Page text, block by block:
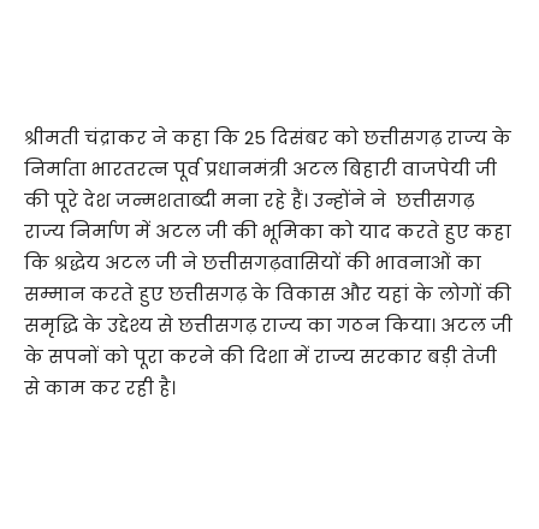
श्रीमती चंद्राकर ने कहा कि 25 दिसंबर को छत्तीसगढ़ राज्य के
निर्माता भारतरत्न पूर्व प्रधानमंत्री अटल बिहारी वाजपेयी जी
की पूरे देश जन्मशताब्दी मना रहे हैं। उन्होंने ने छत्तीसगढ़
राज्य निर्माण में अटल जी की भूमिका को याद करते हुए कहा
कि श्रद्धेय अटल जी ने छत्तीसगढ़वासियों की भावनाओं का
सम्मान करते हुए छत्तीसगढ़ के विकास और यहां के लोगों की
समृद्धि के उद्देश्य से छत्तीसगढ़ राज्य का गठन किया। अटल जी
के सपनों को पूरा करने की दिशा में राज्य सरकार बड़ी तेजी
से काम कर रही है।